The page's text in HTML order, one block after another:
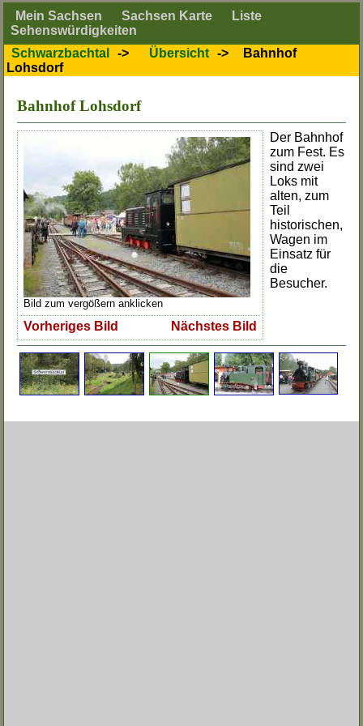
Mein Sachsen Sachsen Karte
Liste
Sehenswürdigkeiten
Schwarzbachtal
-> Übersicht ->
Bahnhof
Lohsdorf
Bahnhof Lohsdorf
Bild zum vergößern anklicken
Nächstes Bild
Vorheriges Bild
Der Bahnhof
zum Fest. Es
sind zwei
Loks mit
alten, zum
Teil
historischen,
Wagen im
Einsatz für
die
Besucher.